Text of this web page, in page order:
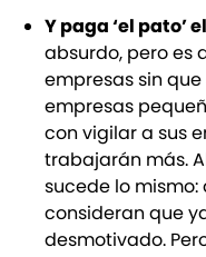
Y paga ‘el pato’
absurdo, pero es
empresas sin
empresas
con vigilar a sus
trabajarán más.
sucede lo
consideran que
desmotivado.